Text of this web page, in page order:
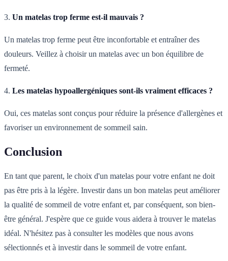
3. Un matelas trop ferme est-il mauvais ?
Un matelas trop ferme peut être inconfortable et entraîner des
douleurs. Veillez à choisir un matelas avec un bon équilibre de
fermeté.
4. Les matelas hypoallergéniques sont-ils vraiment efficaces ?
Oui, ces matelas sont conçus pour réduire la présence d'allergènes et
favoriser un environnement de sommeil sain.
Conclusion
En tant que parent, le choix d'un matelas pour votre enfant ne doit
pas être pris à la légère. Investir dans un bon matelas peut améliorer
la qualité de sommeil de votre enfant et, par conséquent, son bien-
être général. J'espère que ce guide vous aidera à trouver le matelas
idéal. N'hésitez pas à consulter les modèles que nous avons
sélectionnés et à investir dans le sommeil de votre enfant.